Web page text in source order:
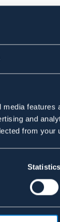
and
from
Statistics